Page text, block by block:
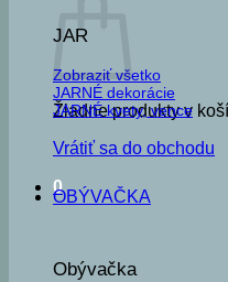
Žiadne produkty v
Vrátiť sa do obchodu
0
JAR
Zobraziť všetko
JARNÉ dekorácie
JARNÉ kvety, vence
OBÝVAČKA
Obývačka